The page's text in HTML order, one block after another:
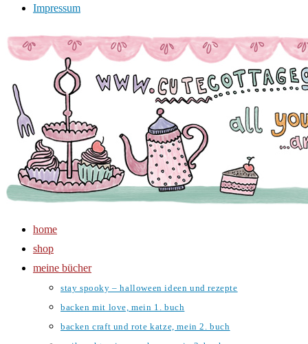
Impressum
Zum
Inhalt
home
shop
meine bücher
stay spooky – halloween ideen und rezepte
backen mit love, mein 1. buch
backen craft und rote katze, mein 2. buch